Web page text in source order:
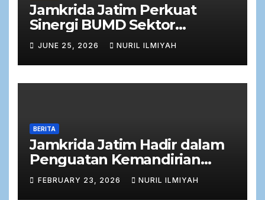
Jamkrida Jatim Perkuat
Sinergi BUMD Sektor
Keuangan dalam Rapat Kerja
Bersama Komisi C DPRD
Jawa Timur
JUNE 25, 2026 NURIL ILMIYAH
BERITA
Jamkrida Jatim Hadir dalam
Penguatan Kemandirian
Ekonomi Masyarakat melalui
Zakat Produktif
FEBRUARY 23, 2026 NURIL ILMIYAH